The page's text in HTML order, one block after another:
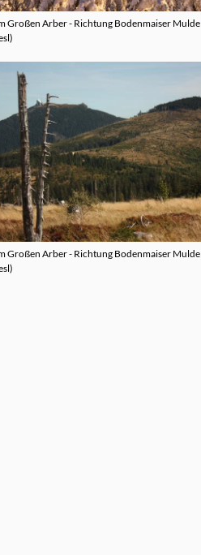
Großen Arber - Richtung Bodenmaiser Mulde
Großen Arber - Richtung Bodenmaiser Mulde